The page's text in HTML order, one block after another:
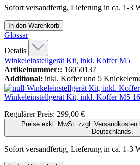
Sofort versandfertig, Lieferung in ca. 1-3
In den Warenkorb
Glossar
Details
Winkeleinstellgerät Kit, inkl. Koffer M5
Artikelnummer:: 16050137
Additional: inkl. Koffer und 5
Winkeleinstellgerät Kit, inkl. Koffer M5
Regulärer Preis: 299,00 €
Preise exkl. MwSt. zzgl. Versandkosten
Deutschlands.
Sofort versandfertig, Lieferung in ca. 1-3